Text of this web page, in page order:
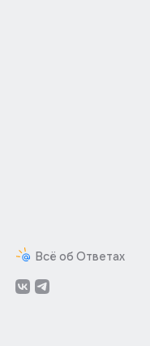
Всё об Ответах